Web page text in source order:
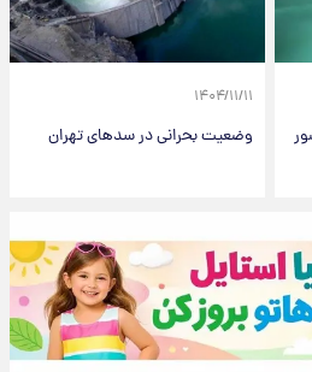
۱۴۰۴/۱۱/۱۱
وضعیت بحرانی در سدهای تهران